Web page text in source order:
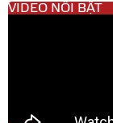
VIDEO NỔI BẬT